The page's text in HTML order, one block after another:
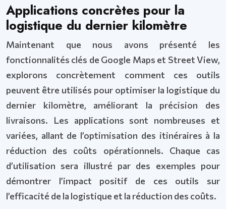
Applications concrètes pour la
logistique du dernier kilomètre
Maintenant que nous avons présenté les
fonctionnalités clés de Google Maps et Street View,
explorons concrètement comment ces outils
peuvent être utilisés pour optimiser la logistique du
dernier kilomètre, améliorant la précision des
livraisons. Les applications sont nombreuses et
variées, allant de l’optimisation des itinéraires à la
réduction des coûts opérationnels. Chaque cas
d’utilisation sera illustré par des exemples pour
démontrer l’impact positif de ces outils sur
l’efficacité de la logistique et la réduction des coûts.